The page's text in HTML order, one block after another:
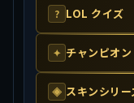
? LOL クイズ
✦ チャンピオ
◈ スキンシリ